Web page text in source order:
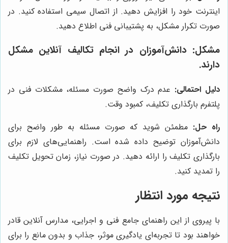
اینترنت خود را افزایش دهید. از اتصال سیمی استفاده کنید. در
صورت تکرار مشکل، به پشتیبانی فنی اطلاع دهید.
مشکل: دانش‌آموزان در انجام تکالیف آنلاین مشکل
دارند.
دلیل احتمالی: عدم درک واضح صورت مسئله، مشکلات فنی در
پلتفرم بارگذاری تکلیف، کمبود وقت.
راه حل: مطمئن شوید که صورت مسئله به طور واضح برای
دانش‌آموزان توضیح داده شده است. راهنمایی‌های لازم برای
بارگذاری تکلیف را ارائه دهید. در صورت نیاز، زمان تحویل تکلیف
را تمدید کنید.
نتیجه مورد انتظار
با پیروی از این راهنمای جامع فنی و اجرایی، مدارس آنلاین قادر
خواهند بود تا تجربه‌ای یادگیری موثر، جذاب و بدون مانع را برای